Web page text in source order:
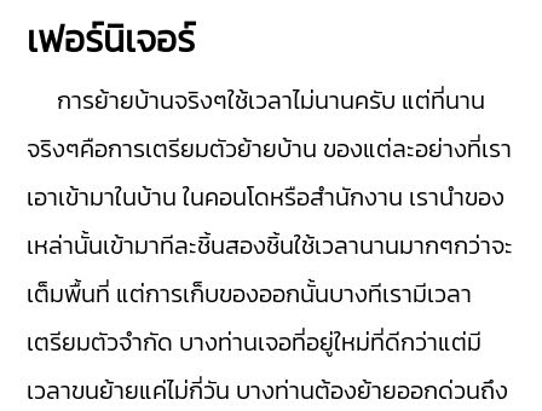
เฟอร์นิเจอร์
การย้ายบ้านจริงๆใช้เวลาไม่นานครับ แต่ที่นาน
จริงๆคือการเตรียมตัวย้ายบ้าน ของแต่ละอย่างที่เรา
เอาเข้ามาในบ้าน ในคอนโดหรือสำนักงาน เรานำของ
เหล่านั้นเข้ามาทีละชิ้นสองชิ้นใช้เวลานานมากๆกว่าจะ
เต็มพื้นที่ แต่การเก็บของออกนั้นบางทีเรามีเวลา
เตรียมตัวจำกัด บางท่านเจอที่อยู่ใหม่ที่ดีกว่าแต่มี
เวลาขนย้ายแค่ไม่กี่วัน บางท่านต้องย้ายออกด่วนถึง